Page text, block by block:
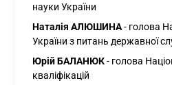
науки України
Наталія АЛЮШИНА- голова
України з питань державної
Юрій БАЛАНЮК- голова
кваліфікацій